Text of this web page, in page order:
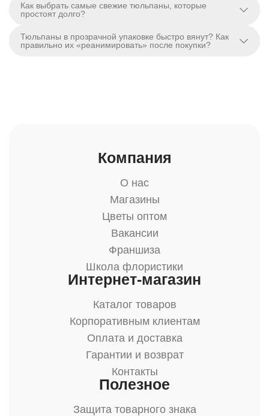
Как выбрать самые свежие тюльпаны, которые
простоят долго?
Тюльпаны в прозрачной упаковке быстро вянут? Как
правильно их «реанимировать» после покупки?
Компания
О нас
Магазины
Цветы оптом
Вакансии
Франшиза
Школа флористики
Интернет-магазин
Каталог товаров
Корпоративным клиентам
Оплата и доставка
Гарантии и возврат
Контакты
Полезное
Защита товарного знака